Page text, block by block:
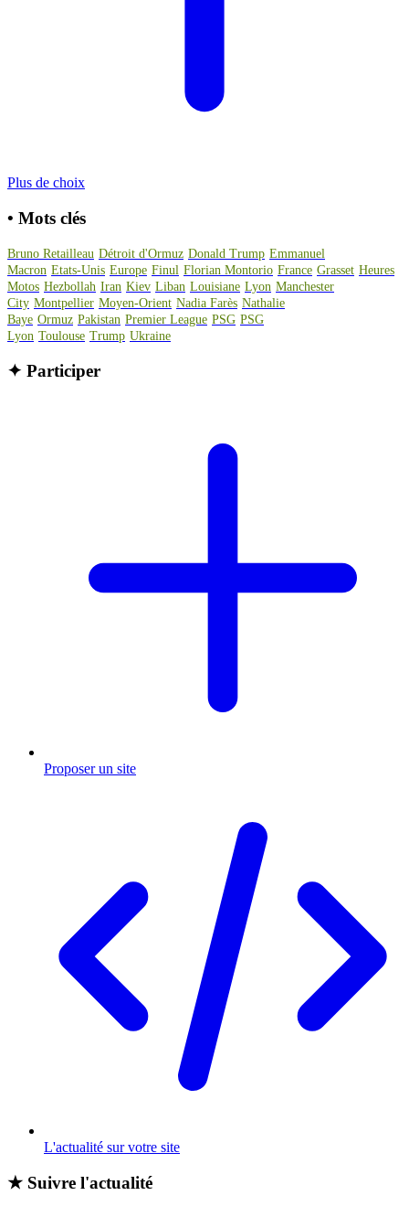
Plus de choix
• Mots clés
Bruno Retailleau Détroit d'Ormuz Donald Trump Emmanuel
Macron Etats-Unis Europe Finul Florian Montorio France Grasset Heures
Motos Hezbollah Iran Kiev Liban Louisiane Lyon Manchester
City Montpellier Moyen-Orient Nadia Farès Nathalie
Baye Ormuz Pakistan Premier League PSG PSG
Lyon Toulouse Trump Ukraine
✦ Participer
Proposer un site
L'actualité sur votre site
★ Suivre l'actualité